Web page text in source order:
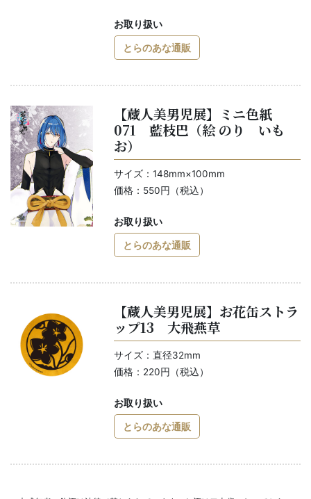
お取り扱い
とらのあな通販
【蔵人美男児展】ミニ色紙
071 藍枝巴（絵 のり いも
お）
サイズ：148mm×100mm
価格：550円（税込）
お取り扱い
とらのあな通販
【蔵人美男児展】お花缶ストラ
ップ13 大飛燕草
サイズ：直径32mm
価格：220円（税込）
お取り扱い
とらのあな通販